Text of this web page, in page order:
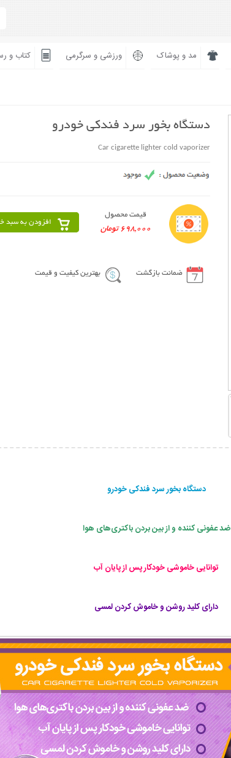
مد و پوشاک ورزشی و سرگرمی کتاب و
دستگاه بخور سرد فندکی خودرو
Car cigarette lighter cold vaporizer
قیمت محصول
698,000 تومان
افزودن به سبد
ضمانت بازگشت بهترین کیفیت و قیمت
دستگاه بخور سرد فندکی خودرو
ضد عفونی کننده و از بین بردن باکتری‌های هوا
توانایی خاموشی خودکار پس از پایان آب
دارای کلید روشن و خاموش کردن لمسی